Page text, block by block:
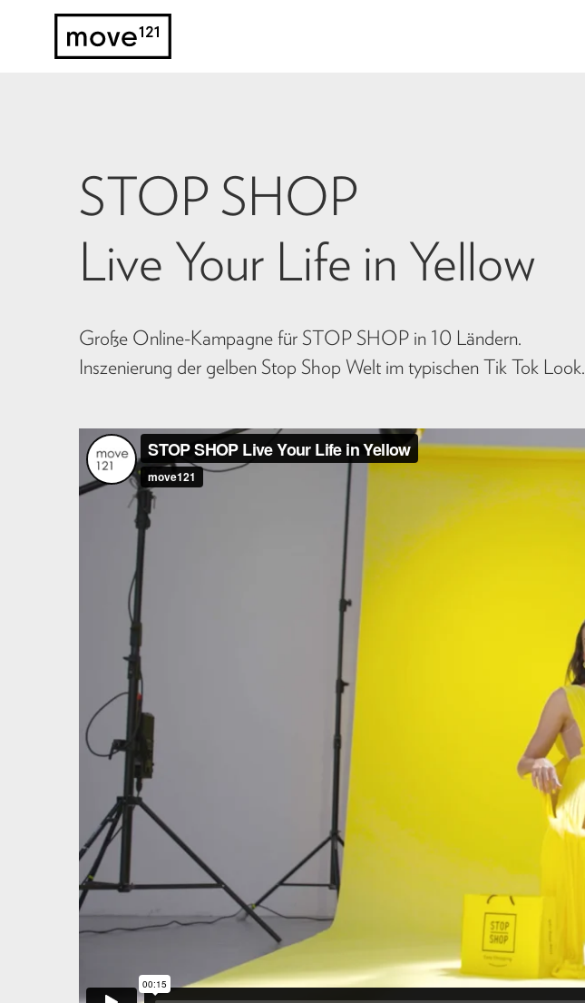
STOP SHOP
Live Your Life in Yellow
Große Online-Kampagne für STOP SHOP in 10 Ländern.
Inszenierung der gelben Stop Shop Welt im typischen Tik Tok Look.